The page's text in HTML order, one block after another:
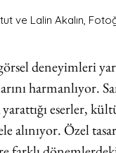
ve Lalin Akalın,
deneyimleri
harmanlıyor.
eserler,
alınıyor. Özel